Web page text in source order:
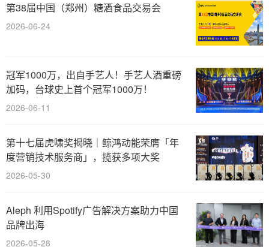
第38届中国（郑州）糖酒食品交易会
2026-06-24
冠军1000万，出自手艺人！手艺人酒重磅
加码，台球史上首个冠军1000万！
2026-06-11
第十七届虎啸奖揭晓｜鲸鸿动能荣膺「年
度营销技术服务商」，揽获多项大奖
2026-05-30
Aleph 利用Spotify广告解决方案助力中国
品牌出海
2026-05-28